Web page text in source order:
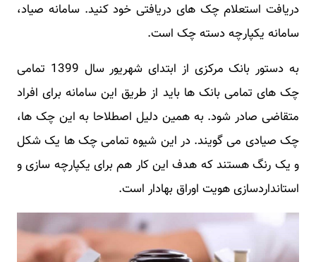
دریافت استعلام چک های دریافتی خود کنید. سامانه صیاد،
سامانه یکپارچه دسته چک است.
به دستور بانک مرکزی از ابتدای شهریور سال 1399 تمامی
چک های تمامی بانک ها باید از طریق این سامانه برای افراد
متقاضی صادر شود. به همین دلیل اصطلاحا به این چک ها،
چک صیادی می گویند. در این شیوه تمامی چک ها یک شکل
و یک رنگ هستند که هدف این کار هم برای یکپارچه سازی و
استانداردسازی هویت اوراق بهادار است.